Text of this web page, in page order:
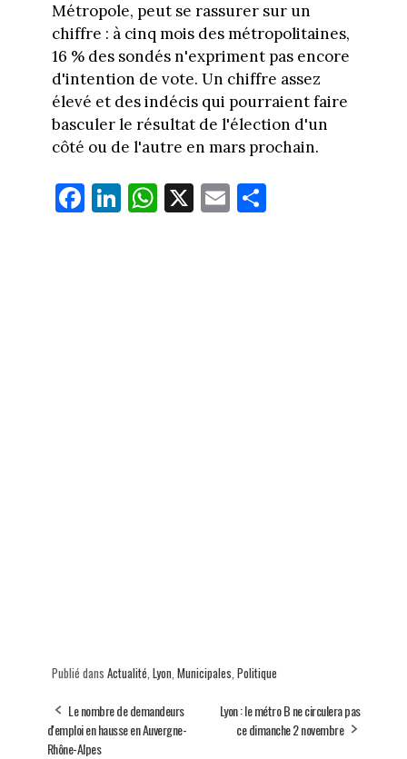
Métropole, peut se rassurer sur un
chiffre : à cinq mois des métropolitaines,
16 % des sondés n'expriment pas encore
d'intention de vote. Un chiffre assez
élevé et des indécis qui pourraient faire
basculer le résultat de l'élection d'un
côté ou de l'autre en mars prochain.
Fa
ce
Li
nk
W
ha
X E
m
Pa
rt
Publié dans Actualité Lyon Municipales Politique
Le nombre de demandeurs
d'emploi en hausse en Auvergne-
Rhône-Alpes
Lyon : le métro B ne circulera pas
ce dimanche 2 novembre